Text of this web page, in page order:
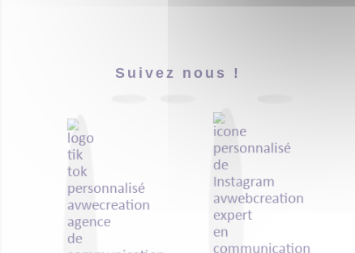
Suivez nous !